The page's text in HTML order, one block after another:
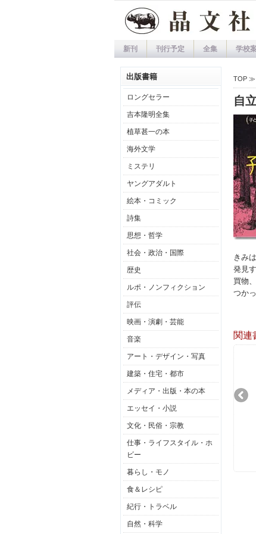
新刊 刊行予定 全集 学校
出版書籍
ロングセラー
吉本隆明全集
植草甚一の本
海外文学
ミステリ
ヤングアダルト
絵本・コミック
詩集
思想・哲学
社会・政治・国際
歴史
ルポ・ノンフィクション
評伝
映画・演劇・芸能
音楽
アート・デザイン・写真
建築・住宅・都市
メディア・出版・本の本
エッセイ・小説
文化・民俗・宗教
仕事・ライフスタイル・ホ
ビー
暮らし・モノ
食＆レシピ
紀行・トラベル
自然・科学
TOP ≫
自
きみ
発見
買物
つか
関連